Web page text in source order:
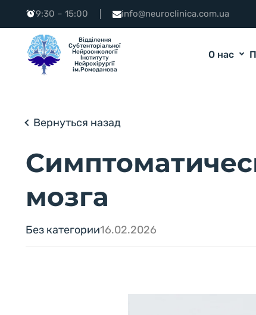
9:30 – 15:00 info@neuroclinica.com.ua
Логотип
Відділення
Cубтенторіальної
Нейроонкології
Інституту
Нейрохірургії
ім.Ромоданова
О нас
Вернуться назад
мозга
Без категории16.02.2026